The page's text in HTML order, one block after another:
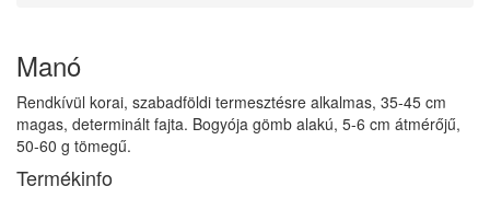
Manó
Rendkívül korai, szabadföldi termesztésre alkalmas, 35-45 cm
magas, determinált fajta. Bogyója gömb alakú, 5-6 cm átmérőjű,
50-60 g tömegű.
Termékinfo